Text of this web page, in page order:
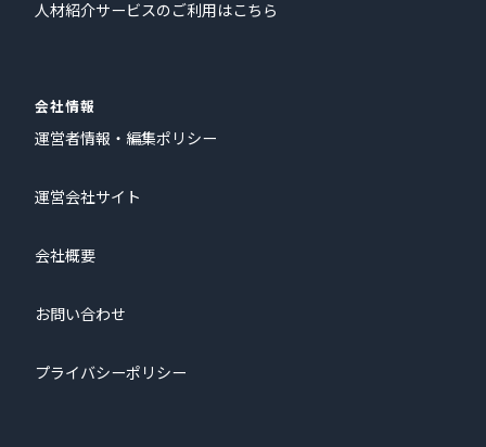
人材紹介サービスのご利用はこちら
会社情報
運営者情報・編集ポリシー
運営会社サイト
会社概要
お問い合わせ
プライバシーポリシー